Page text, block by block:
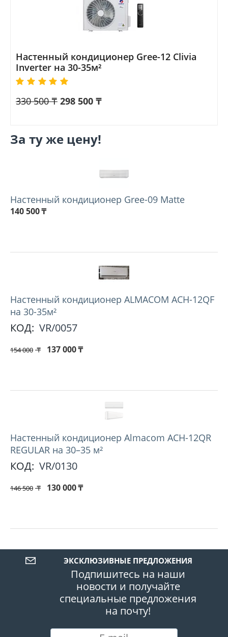
Настенный кондиционер Gree-12 Clivia
Inverter на 30-35м²
330 500 ₸ 298 500 ₸
За ту же цену!
Настенный кондиционер Gree-09 Matte
140 500₸
Hастенный кондиционер ALMACOM ACH-12QF
на 30-35м²
КОД: VR/0057
154 000 ₸ 137 000₸
Настенный кондиционер Almacom ACH-12QR
REGULAR на 30–35 м²
КОД: VR/0130
146 500 ₸ 130 000₸
ЭКСКЛЮЗИВНЫЕ ПРЕДЛОЖЕНИЯ
Подпишитесь на наши
новости и получайте
специальные предложения
на почту!